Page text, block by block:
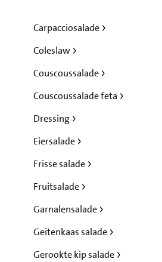
Carpacciosalade
Coleslaw
Couscoussalade
Couscoussalade feta
Dressing
Eiersalade
Frisse salade
Fruitsalade
Garnalensalade
Geitenkaas salade
Gerookte kip salade